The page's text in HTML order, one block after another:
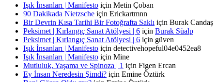
Işık İnsanları | Manifesto için Metin Çoban
90 Dakikada Nietzsche için Erickartmnn
Bir Devrin Kısa Tarihi Bir Fotoğrafta Saklı için Burak Candaş
Peksimet | Kırlangıç Sanat Atölyesi | 6 için Burak Süalp
Peksimet | Kırlangıç Sanat Atölyesi | 6 için güven
Işık İnsanları | Manifesto için detectivehopeful04e0452ea8
Işık İnsanları | Manifesto için Mine
Mutluluk, Yaşama ve Spinoza | 1 için Figen Ercan
Ey İnsan Neredesin Şimdi? için Emine Öztürk